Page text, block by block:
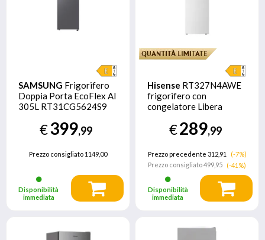
SAMSUNG Frigorifero
Doppia Porta EcoFlex AI
305L RT31CG5624S9
€399,99
Prezzo consigliato1149,00
Disponibilità
immediata
Hisense RT327N4AWE
frigorifero con
congelatore Libera
Bianco
€289,99
Prezzo precedente 312,91
(-7%)
Prezzo consigliato499,95 (-41%)
Disponibilità
immediata